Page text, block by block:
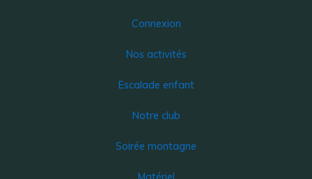
Connexion
Nos activités
Escalade enfant
Notre club
Soirée montagne